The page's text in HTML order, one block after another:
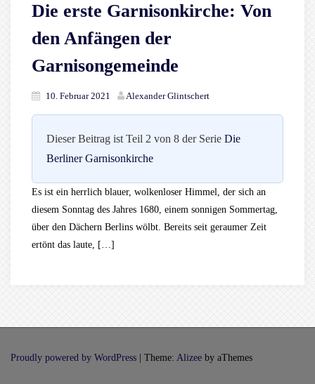
Die erste Garnisonkirche: Von
den Anfängen der
Garnisongemeinde
10. Februar 2021 Alexander Glintschert
Dieser Beitrag ist Teil 2 von 8 der Serie Die
Berliner Garnisonkirche
Es ist ein herrlich blauer, wolkenloser Himmel, der sich an
diesem Sonntag des Jahres 1680, einem sonnigen Sommertag,
über den Dächern Berlins wölbt. Bereits seit geraumer Zeit
ertönt das laute, […]
Proudly powered by WordPress Theme: Alizee by aThemes